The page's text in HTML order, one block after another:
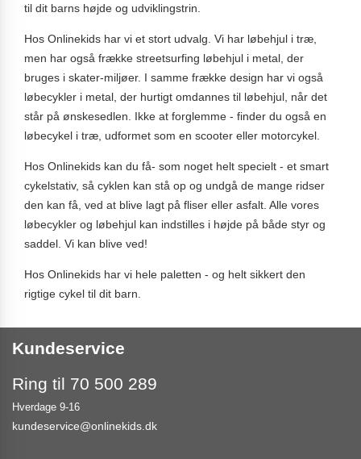
til dit barns højde og udviklingstrin.
Hos Onlinekids har vi et stort udvalg. Vi har løbehjul i træ,
men har også frække streetsurfing løbehjul i metal, der
bruges i skater-miljøer. I samme frække design har vi også
løbecykler i metal, der hurtigt omdannes til løbehjul, når det
står på ønskesedlen. Ikke at forglemme - finder du også en
løbecykel i træ, udformet som en scooter eller motorcykel.
Hos Onlinekids kan du få- som noget helt specielt - et smart
cykelstativ, så cyklen kan stå op og undgå de mange ridser
den kan få, ved at blive lagt på fliser eller asfalt. Alle vores
løbecykler og løbehjul kan indstilles i højde på både styr og
saddel. Vi kan blive ved!
Hos Onlinekids har vi hele paletten - og helt sikkert den
rigtige cykel til dit barn.
Kundeservice
Ring til 70 500 289
Hverdage 9-16
kundeservice@onlinekids.dk